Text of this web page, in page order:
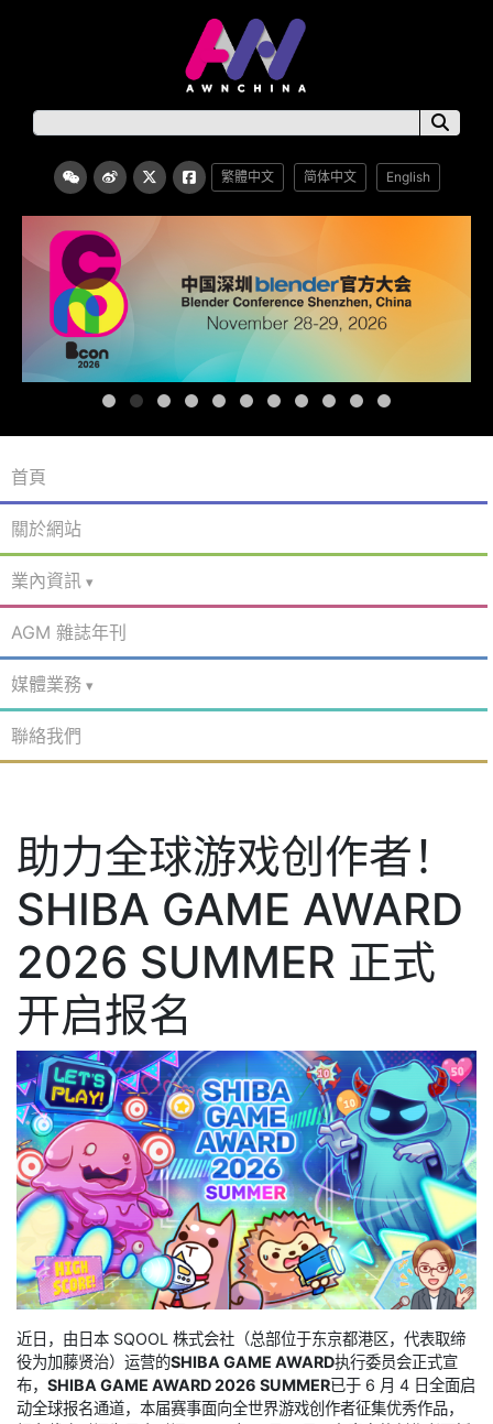
繁體中文 简体中文 English
首頁
關於網站
業內資訊
AGM 雜誌年刊
媒體業務
聯絡我們
助力全球游戏创作者！
SHIBA GAME AWARD
2026 SUMMER 正式
开启报名
近日，由日本 SQOOL 株式会社（总部位于东京都港区，代表取缔
役为加藤贤治）运营的SHIBA GAME AWARD执行委员会正式宣
布， SHIBA GAME AWARD 2026 SUMMER已于 6 月 4 日全面启
动全球报名通道，本届赛事面向全世界游戏创作者征集优秀作品，